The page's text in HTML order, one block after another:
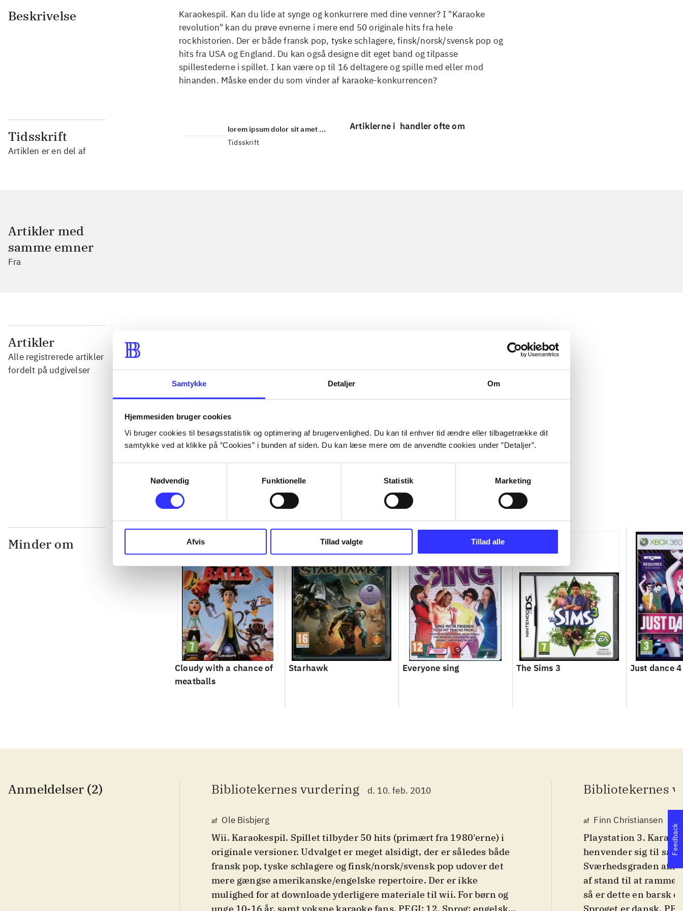
Samtykke Detaljer Om
Hjemmesiden bruger cookies
Vi bruger cookies til besøgsstatistik og optimering af brugervenlighed. Du kan til enhver tid ændre eller tilbagetrække dit
samtykke ved at klikke på ”Cookies” i bunden af siden. Du kan læse mere om de anvendte cookies under ”Detaljer”.
Nødvendig
Funktionelle Statistik Marketing
Afvis Tillad valgte Tillad alle
Beskrivelse
Karaokespil. Kan du lide at synge og konkurrere med dine venner? I "Karaoke
revolution" kan du prøve evnerne i mere end 50 originale hits fra hele
rockhistorien. Der er både fransk pop, tyske schlagere, finsk/norsk/svensk pop og
hits fra USA og England. Du kan også designe dit eget band og tilpasse
spillestederne i spillet. I kan være op til 16 deltagere og spille med eller mod
hinanden. Måske ender du som vinder af karaoke-konkurrencen?
Tidsskrift
Artiklen er en del af
lorem ipsum dolor sit amet ...
Tidsskrift
Artiklerne i handler ofte om
Artikler med
samme emner
Fra
Artikler
Alle registrerede artikler
fordelt på udgivelser
...
...
...
Minder om
Cloudy with a chance of
meatballs
Starhawk Everyone sing The Sims 3 Just dance 4
Anmeldelser (2) Bibliotekernes vurdering d. 10. feb. 2010
af Ole Bisbjerg
Wii. Karaokespil. Spillet tilbyder 50 hits (primært fra 1980'erne) i
originale versioner. Udvalget er meget alsidigt, der er således både
fransk pop, tyske schlagere og finsk/norsk/svensk pop udover det
mere gængse amerikanske/engelske repertoire. Der er ikke
mulighed for at downloade yderligere materiale til wii. For børn og
Bibliotekernes
af Finn Christiansen
Playstation 3.
henvender sig til
Sværhedsgraden
af stand til at ramme
så er dette en barsk
Feedback